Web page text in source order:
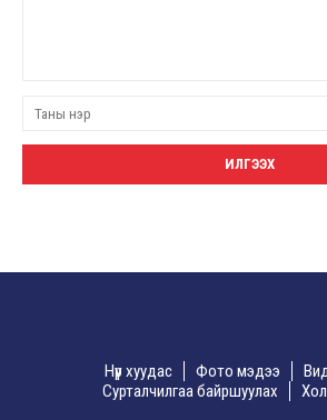
Нүүр хуудас Фото мэдээ
Сурталчилгаа байршуулах